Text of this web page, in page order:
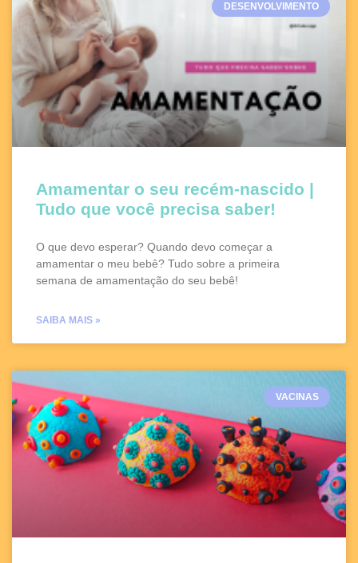
DESENVOLVIMENTO
Amamentar o seu recém-nascido |
Tudo que você precisa saber!
O que devo esperar? Quando devo começar a
amamentar o meu bebê? Tudo sobre a primeira
semana de amamentação do seu bebê!
SAIBA MAIS »
VACINAS